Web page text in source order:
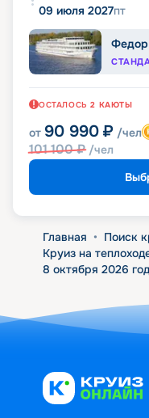
09 июля 2027пт
Федор
ОСТАЛОСЬ 2 КАЮТЫ
от 90 990 ₽ /чел
101 100₽ /чел
Главная • Поиск
Круиз на
8 октября 2026